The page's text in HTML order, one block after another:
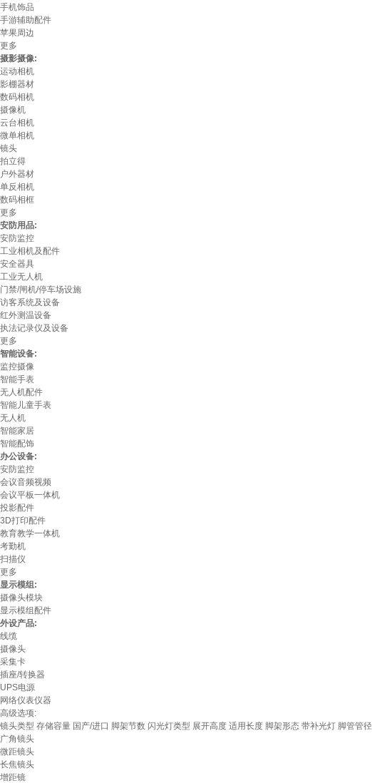
手机饰品
手游辅助配件
苹果周边
更多
摄影摄像:
运动相机
影棚器材
数码相机
摄像机
云台相机
微单相机
镜头
拍立得
户外器材
单反相机
数码相框
更多
安防用品:
安防监控
工业相机及配件
安全器具
工业无人机
门禁/闸机/停车场设施
访客系统及设备
红外测温设备
执法记录仪及设备
更多
智能设备:
监控摄像
智能手表
无人机配件
智能儿童手表
无人机
智能家居
智能配饰
办公设备:
安防监控
会议音频视频
会议平板一体机
投影配件
3D打印配件
教育教学一体机
考勤机
扫描仪
更多
显示模组:
摄像头模块
显示模组配件
外设产品:
线缆
摄像头
采集卡
插座/转换器
UPS电源
网络仪表仪器
高级选项:
镜头类型 存储容量 国产/进口 脚架节数 闪光灯类型 展开高度 适用长度 脚架形态 带补光灯 脚管管径
广角镜头
微距镜头
长焦镜头
增距镜